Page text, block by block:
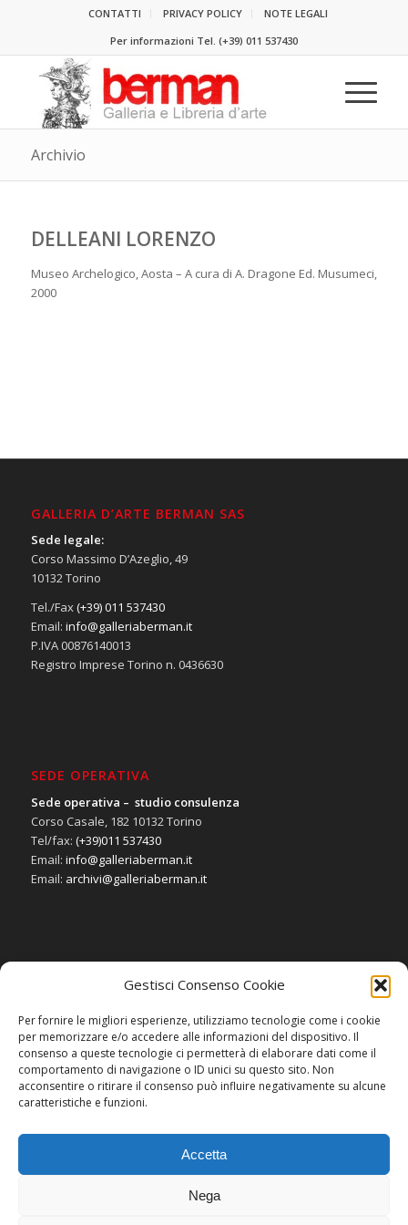
Gestisci Consenso Cookie
Per fornire le migliori esperienze, utilizziamo tecnologie come i cookie
per memorizzare e/o accedere alle informazioni del dispositivo. Il
consenso a queste tecnologie ci permetterà di elaborare dati come il
comportamento di navigazione o ID unici su questo sito. Non
acconsentire o ritirare il consenso può influire negativamente su alcune
caratteristiche e funzioni.
Accetta
Nega
CONTATTI PRIVACY POLICY
NOTE LEGALI
Per informazioni Tel. (+39) 011 537430
Archivio
DELLEANI LORENZO
Museo Archelogico, Aosta – A cura di A. Dragone Ed. Musumeci,
2000
GALLERIA D’ARTE BERMAN SAS
Sede legale:
Corso Massimo D’Azeglio, 49
10132 Torino
Tel./Fax(+39) 011 537430
Email: info@galleriaberman.it
P.IVA 00876140013
Registro Imprese Torino n. 0436630
SEDE OPERATIVA
Sede operativa – studio consulenza
Corso Casale, 182 10132 Torino
Tel/fax: (+39)011 537430
Email: info@galleriaberman.it
Email: archivi@galleriaberman.it